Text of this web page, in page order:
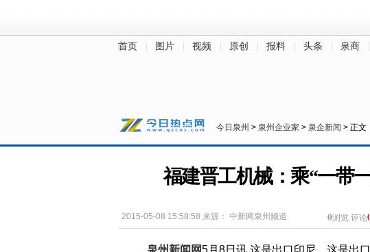
首页 图片 视频 原创 报料 头条 泉商
今日泉州 > 泉州企业家 > 泉企新闻 > 正文
福建晋工机械：乘“一带
2015-05-08 15:58:58 来源： 中新网泉州频道 0浏览 评论
泉州新闻网5月8日讯 这是出口印尼，这是出